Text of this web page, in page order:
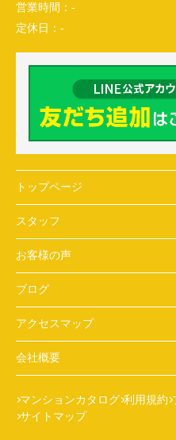
営業時間： -
定休日： -
トップページ
スタッフ
お客様の声
ブログ
アクセスマップ
会社概要
マンションカタログ 利用規約
サイトマップ